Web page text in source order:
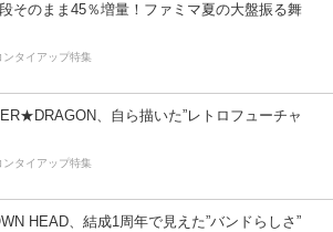
そのまま45％増量！ファミマ夏の大盤振る舞
ンタイアップ特集
、自ら描いた”レトロフューチャ
ンタイアップ特集
HEAD、結成1周年で見えた”バンドらしさ”